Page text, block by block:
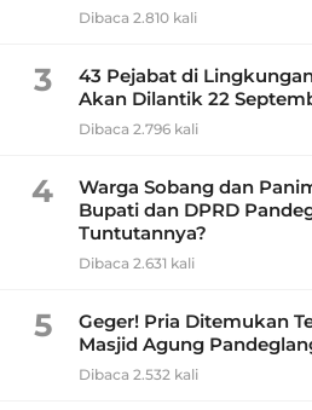
Dibaca 2.810 kali
3
43 Pejabat di
Akan Dilantik 22
Dibaca 2.796 kali
4
Warga Sobang dan
Bupati dan DPRD
Tuntutannya?
Dibaca 2.631 kali
5
Geger! Pria Ditemukan
Masjid Agung
Dibaca 2.532 kali